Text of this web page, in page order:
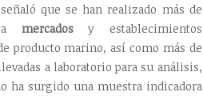
que se han realizado más de
a mercadosy establecimientos
producto marino, así como más de
a laboratorio para su análisis,
ha surgido una muestra indicadora